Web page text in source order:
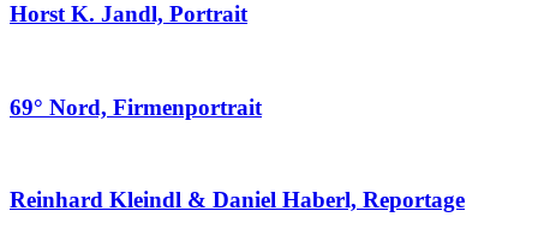
Horst K. Jandl, Portrait
69° Nord, Firmenportrait
Reinhard Kleindl & Daniel Haberl, Reportage